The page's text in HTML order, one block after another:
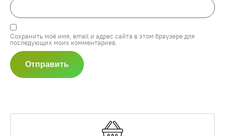
Сохранить моё имя, email и адрес сайта в этом браузере для
последующих моих комментариев.